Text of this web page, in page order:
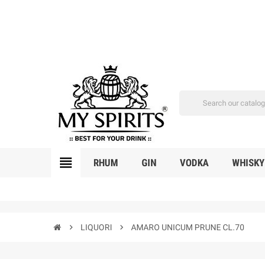
view_headline RHUM GIN VODKA WHISKY
chevron_right LIQUORI chevron_right AMARO UNICUM PRUNE CL.70